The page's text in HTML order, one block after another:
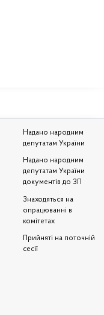
Надано народним
депутатам України
Надано народним
депутатам України
документів до ЗП
Знаходяться на
опрацюванні в
комітетах
Прийняті на поточній
сесії